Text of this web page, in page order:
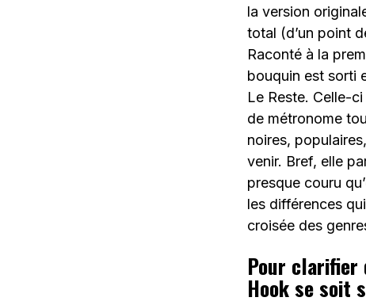
la version
total (d’un point
Raconté à la
bouquin est sorti
Le Reste. Celle-
de métronome
noires,
venir. Bref, elle
presque couru
les différences
croisée des
Pour clarifier
Hook se soit